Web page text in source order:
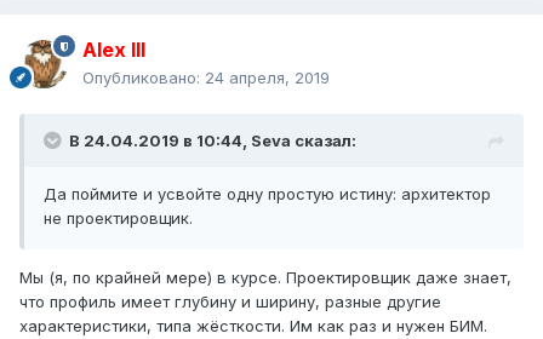
Alex IlI
Опубликовано: 24 апреля, 2019
В 24.04.2019 в 10:44, Seva сказал:
Да поймите и усвойте одну простую истину: архитектор
не проектировщик.
Мы (я, по крайней мере) в курсе. Проектировщик даже знает,
что профиль имеет глубину и ширину, разные другие
характеристики, типа жёсткости. Им как раз и нужен БИМ.